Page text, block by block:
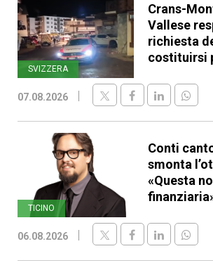
SVIZZERA
Crans-
Vallese
richiesta
costituirsi
07.08.2026
TICINO
Conti
smonta
«Questa
06.08.2026